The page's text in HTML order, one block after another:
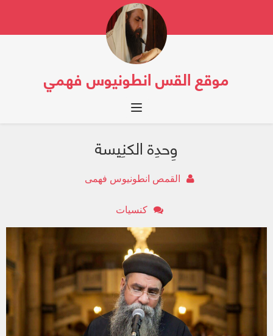
موقع القس انطونيوس فهمي
Toggle navigation
وِحدِة الكنِيسة
القمص انطونيوس فهمى
كنسيات